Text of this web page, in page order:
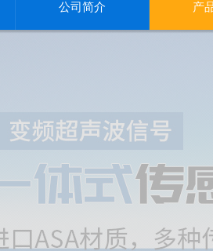
公司简介 产